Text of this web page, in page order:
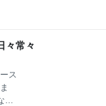
術
強
な
の
ド
。
こ
一
も
だ
々常々
ス
ら